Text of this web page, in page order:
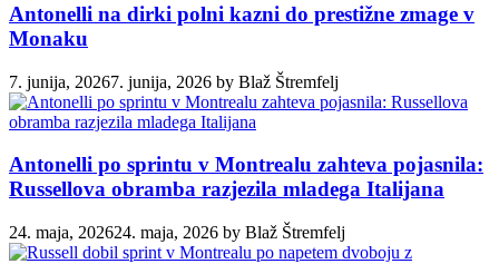
Antonelli na dirki polni kazni do prestižne zmage v
Monaku
7. junija, 20267. junija, 2026 by Blaž Štremfelj
Antonelli po sprintu v Montrealu zahteva pojasnila:
Russellova obramba razjezila mladega Italijana
24. maja, 202624. maja, 2026 by Blaž Štremfelj